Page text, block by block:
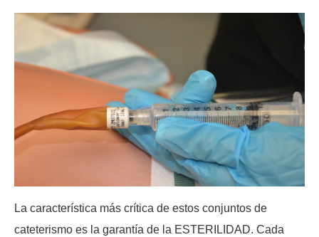
La característica más crítica de estos conjuntos de
cateterismo es la garantía de la ESTERILIDAD. Cada